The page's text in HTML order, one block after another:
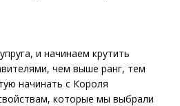
и начинаем крутить
чем выше ранг, тем
начинать с Короля
которые мы выбрали